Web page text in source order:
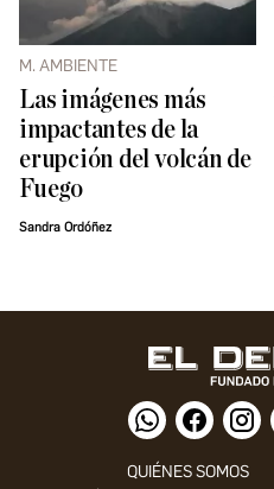
M. AMBIENTE
Las imágenes más
impactantes de la
erupción del volcán de
Fuego
Sandra Ordóñez
QUIÉNES SOMOS